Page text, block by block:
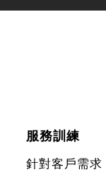
服務訓練
針對客戶需